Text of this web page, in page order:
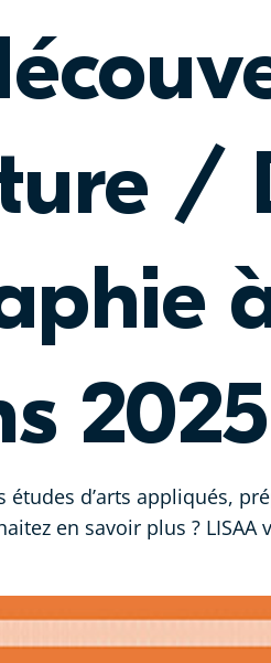
/
d’arts appliqués,
en savoir plus ?